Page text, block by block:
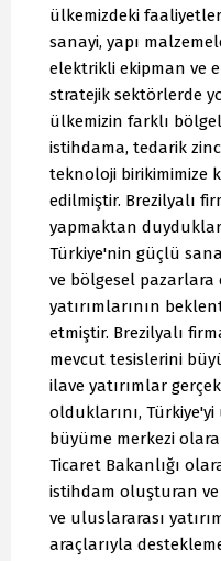
ülkemizdeki
sanayi, yapı
elektrikli ekipman ve
stratejik sektörlerde
ülkemizin farklı
istihdama, tedarik
teknoloji birikimimize
edilmiştir. Brezilyalı
yapmaktan
Türkiye'nin güçlü
ve bölgesel pazarlara
yatırımlarının
etmiştir. Brezilyalı
mevcut tesislerini
ilave yatırımlar
olduklarını,
büyüme merkezi
Ticaret Bakanlığı
istihdam oluşturan
ve uluslararası
araçlarıyla